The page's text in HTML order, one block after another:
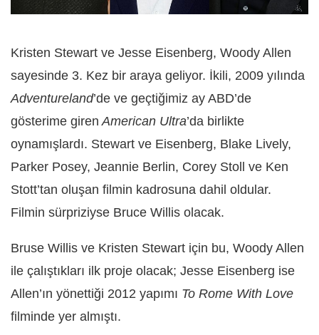
Kristen Stewart ve Jesse Eisenberg, Woody Allen
sayesinde 3. Kez bir araya geliyor. İkili, 2009 yılında
Adventureland’de ve geçtiğimiz ay ABD’de
gösterime giren American Ultra’da birlikte
oynamışlardı. Stewart ve Eisenberg, Blake Lively,
Parker Posey, Jeannie Berlin, Corey Stoll ve Ken
Stott’tan oluşan filmin kadrosuna dahil oldular.
Filmin sürpriziyse Bruce Willis olacak.
Bruse Willis ve Kristen Stewart için bu, Woody Allen
ile çalıştıkları ilk proje olacak; Jesse Eisenberg ise
Allen’ın yönettiği 2012 yapımı To Rome With Love
filminde yer almıştı.